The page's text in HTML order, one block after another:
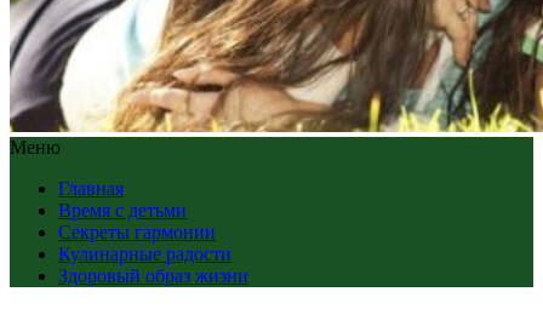
Меню
Главная
Время с детьми
Секреты гармонии
Кулинарные радости
Здоровый образ жизни